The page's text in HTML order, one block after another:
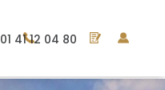
01 41 12 04 80